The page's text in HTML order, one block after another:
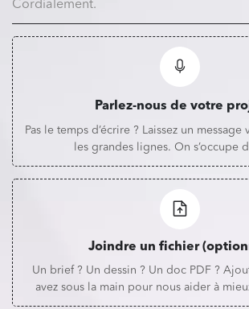
Parlez-nous de votre
Pas le temps d’écrire ? Laissez un
les grandes lignes. On s’occupe
Joindre un fichier
Un brief ? Un dessin ? Un doc PDF ?
avez sous la main pour nous aider à